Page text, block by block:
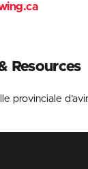
Resources
provinciale